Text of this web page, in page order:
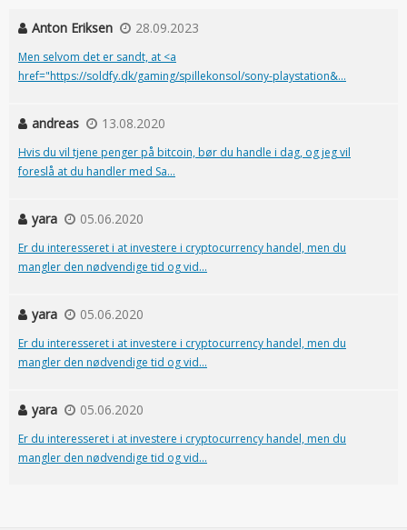
Anton Eriksen 28.09.2023
Men selvom det er sandt, at <a
href="https://soldfy.dk/gaming/spillekonsol/sony-playstation&...
andreas 13.08.2020
Hvis du vil tjene penger på bitcoin, bør du handle i dag, og jeg vil
foreslå at du handler med Sa...
yara 05.06.2020
Er du interesseret i at investere i cryptocurrency handel, men du
mangler den nødvendige tid og vid...
yara 05.06.2020
Er du interesseret i at investere i cryptocurrency handel, men du
mangler den nødvendige tid og vid...
yara 05.06.2020
Er du interesseret i at investere i cryptocurrency handel, men du
mangler den nødvendige tid og vid...